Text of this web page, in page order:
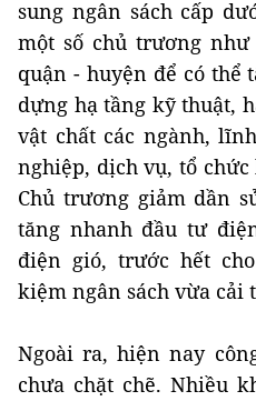
sung ngân sách cấp
một số chủ trương
quận - huyện để có thể
dựng hạ tầng kỹ thuật,
vật chất các ngành,
nghiệp, dịch vụ, tổ
Chủ trương giảm dần
tăng nhanh đầu tư
điện gió, trước hết
kiệm ngân sách vừa
Ngoài ra, hiện nay
chưa chặt chẽ. Nhiều